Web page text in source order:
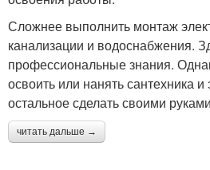
Сложнее выполнить монтаж
канализации и водоснабжения.
профессиональные знания.
освоить или нанять сантехника и
остальное сделать своими
читать дальше →